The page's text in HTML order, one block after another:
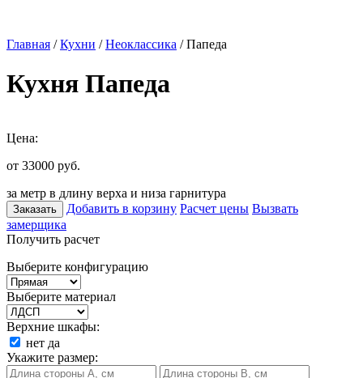
Главная /Кухни /Неоклассика / Папеда
Кухня Папеда
Цена:
от 33000 руб.
за метр в длину верха и низа гарнитура
Заказать Добавить в корзину Расчет цены Вызвать
замерщика
Получить расчет
Выберите конфигурацию
Выберите материал
Верхние шкафы:
нет да
Укажите размер: